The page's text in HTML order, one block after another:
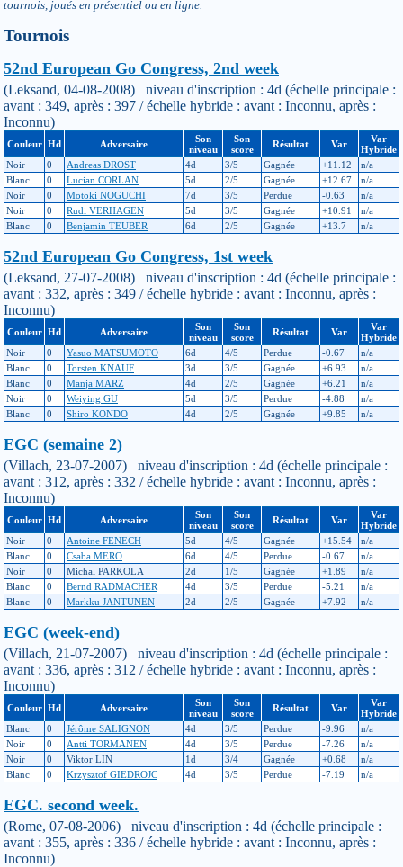
tournois, joués en présentiel ou en ligne.
Tournois
52nd European Go Congress, 2nd week
(Leksand, 04-08-2008) niveau d'inscription : 4d (échelle principale :
avant : 349, après : 397 / échelle hybride : avant : Inconnu, après :
Inconnu)
Couleur Hd Adversaire
Son
niveau
Son
score
Résultat Var
Var
Hybride
Noir
0 Andreas DROST 4d 3/5 Gagnée +11.12
n/a
Blanc
0 Lucian CORLAN 5d 2/5 Gagnée +12.67
n/a
Noir
0 Motoki NOGUCHI 7d 3/5 Perdue -0.63
n/a
Noir
0 Rudi VERHAGEN 5d 3/5 Gagnée +10.91
n/a
Blanc
0 Benjamin TEUBER 6d 2/5 Gagnée +13.7 n/a
52nd European Go Congress, 1st week
(Leksand, 27-07-2008) niveau d'inscription : 4d (échelle principale :
avant : 332, après : 349 / échelle hybride : avant : Inconnu, après :
Inconnu)
Couleur Hd Adversaire
Son
niveau
Son
score
Résultat Var
Var
Hybride
Noir
0 Yasuo MATSUMOTO 6d 4/5 Perdue -0.67
n/a
Blanc
0 Torsten KNAUF 3d 3/5 Gagnée +6.93
n/a
Blanc
0 Manja MARZ 4d 2/5 Gagnée +6.21
n/a
Noir
0 Weiying GU 5d 3/5 Perdue -4.88
n/a
Blanc
0 Shiro KONDO 4d 2/5 Gagnée +9.85 n/a
EGC (semaine 2)
(Villach, 23-07-2007) niveau d'inscription : 4d (échelle principale :
avant : 312, après : 332 / échelle hybride : avant : Inconnu, après :
Inconnu)
Couleur Hd Adversaire
Son
niveau
Son
score
Résultat Var
Var
Hybride
Noir
0 Antoine FENECH 5d 4/5 Gagnée +15.54
n/a
Blanc
0 Csaba MERO 6d 4/5 Perdue -0.67
n/a
Noir
0 Michal PARKOLA 2d 1/5 Gagnée +1.89
n/a
Blanc
0 Bernd RADMACHER 4d 3/5 Perdue -5.21
n/a
Blanc
0 Markku JANTUNEN 2d 2/5 Gagnée +7.92 n/a
EGC (week-end)
(Villach, 21-07-2007) niveau d'inscription : 4d (échelle principale :
avant : 336, après : 312 / échelle hybride : avant : Inconnu, après :
Inconnu)
Couleur Hd Adversaire
Son
niveau
Son
score
Résultat Var
Var
Hybride
Blanc
0 Jérôme SALIGNON 4d 3/5 Perdue -9.96
n/a
Noir
0 Antti TORMANEN 4d 3/5 Perdue -7.26
n/a
Noir
0 Viktor LIN 1d 3/4 Gagnée +0.68
n/a
Blanc
0 Krzysztof GIEDROJC 4d 3/5 Perdue -7.19 n/a
EGC. second week.
(Rome, 07-08-2006) niveau d'inscription : 4d (échelle principale :
avant : 355, après : 336 / échelle hybride : avant : Inconnu, après :
Inconnu)